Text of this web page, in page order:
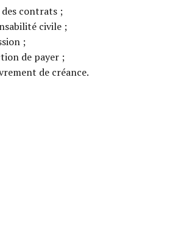
contrats ;
civile ;
;
de payer ;
de créance.